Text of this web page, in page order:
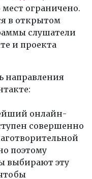
мест ограничено.
в открытом
слушатели
и проекта
направления
онлайн-
совершенно
поэтому
выбирают эту